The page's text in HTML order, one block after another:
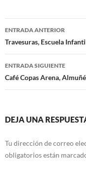
Navegación
de
entradas
ENTRADA ANTERIOR
Travesuras, Escuela
ENTRADA SIGUIENTE
Café Copas Arena,
DEJA UNA
Tu dirección de correo
obligatorios están